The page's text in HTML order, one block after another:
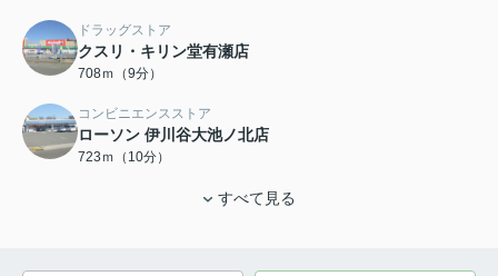
ドラッグストア
クスリ・キリン堂有瀬店
708ｍ（9分）
コンビニエンスストア
ローソン 伊川谷大池ノ北店
723ｍ（10分）
すべて見る